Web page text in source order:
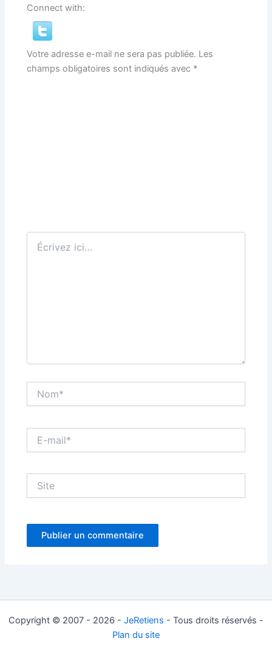
Connect with:
Votre adresse e-mail ne sera pas publiée. Les
champs obligatoires sont indiqués avec *
Écrivez
ici…
mail*
Copyright © 2007 - 2026 - JeRetiens - Tous droits réservés -
Plan du site